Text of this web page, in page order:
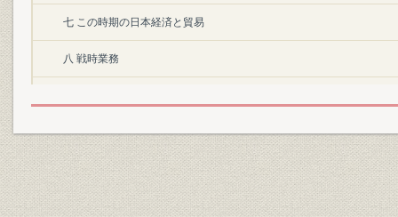
七 この時期の日本経済と貿易
八 戦時業務
九 占領政策と当社の再建
東棉史その五(朝鮮動乱勃発―昭和三十四年三月)
一〇 社業の拡張とその調整